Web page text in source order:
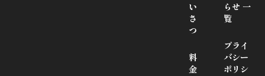
い
さ
つ
料
金
らせ 一
覧
プライ
バシー
ポリシ